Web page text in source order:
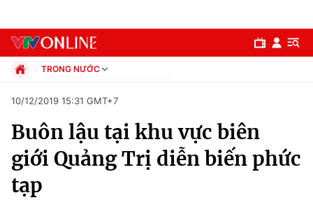
Chuyên mục
Chính trị
TRONG NƯỚC
Xã hội
Pháp luật
Kinh tế
Thể thao
10/12/2019 15:31 GMT+7
Buôn lậu tại khu vực biên
giới Quảng Trị diễn biến phức
tạp